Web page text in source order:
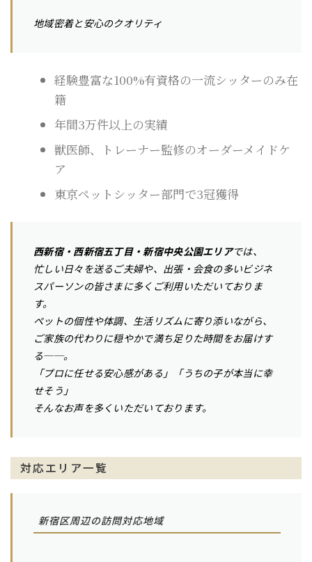
地域密着と安心のクオリティ
経験豊富な100%有資格の一流シッターのみ在
籍
年間3万件以上の実績
獣医師、トレーナー監修のオーダーメイドケ
ア
東京ペットシッター部門で3冠獲得
西新宿・西新宿五丁目・新宿中央公園エリアでは、
忙しい日々を送るご夫婦や、出張・会食の多いビジネ
スパーソンの皆さまに多くご利用いただいておりま
す。
ペットの個性や体調、生活リズムに寄り添いながら、
ご家族の代わりに穏やかで満ち足りた時間をお届けす
る──。
「プロに任せる安心感がある」「うちの子が本当に幸
せそう」
そんなお声を多くいただいております。
対応エリア一覧
新宿区周辺の訪問対応地域